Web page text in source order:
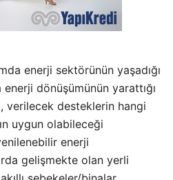
enerji sektörünün yaşadığı
dönüşümünün yarattığı
verilecek desteklerin hangi
uygun olabileceği
enerji
gelişmekte olan yerli